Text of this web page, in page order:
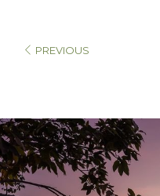
PREVIOUS